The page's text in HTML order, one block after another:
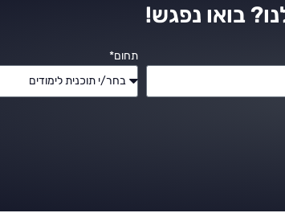
בואו נפגש!
תחום*